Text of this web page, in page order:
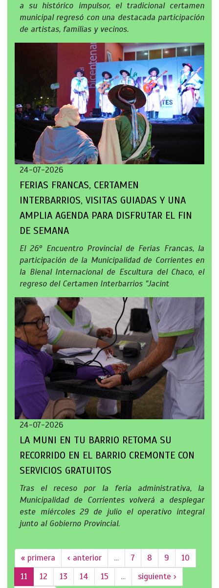
a su histórico impulsor, el tradicional certamen
municipal regresó con una destacada participación
de artistas, familias y vecinos.
24-07-2026
FERIAS FRANCAS, CERTAMEN
INTERBARRIOS, VISITAS GUIADAS Y UNA
AMPLIA AGENDA PARA DISFRUTAR EL FIN
DE SEMANA
El 26º Encuentro Provincial de Ferias Francas, la
participación de la Municipalidad de Corrientes en
la Bienal Internacional de Escultura del Chaco, el
regreso del Certamen Interbarrios "Jacint
24-07-2026
LA MUNI EN TU BARRIO RETOMA SU
RECORRIDO EN EL BARRIO CREMONTE CON
SERVICIOS GRATUITOS
Tras el receso por la feria administrativa, la
Municipalidad de Corrientes volverá a desplegar
este miércoles 29 de julio el operativo integral
junto al Gobierno Provincial.
« primera ‹ anterior … 7 8 9
10
11
12 13 14 15 … siguiente ›